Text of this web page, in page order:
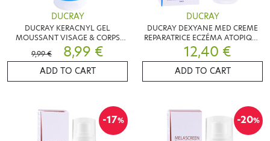
DUCRAY
DUCRAY KERACNYL GEL
MOUSSANT VISAGE & CORPS
200ML
9,99 € 8,99 €
ADD TO CART
DUCRAY
DUCRAY DEXYANE MED CREME
REPARATRICE ECZÉMA ATOPIQUE
30ML
12,40 €
ADD TO CART
-17% -20%